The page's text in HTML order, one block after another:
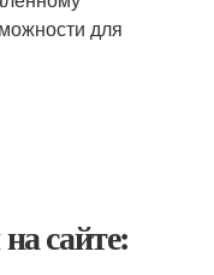
для
сайте: